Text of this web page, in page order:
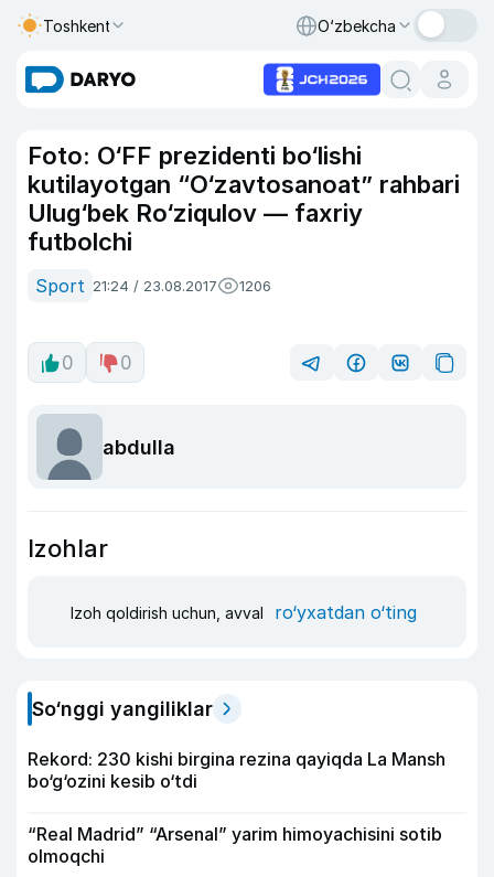
Toshkent O‘zbekcha
Foto: O‘FF prezidenti bo‘lishi
kutilayotgan “O‘zavtosanoat” rahbari
Ulug‘bek Ro‘ziqulov — faxriy
futbolchi
Sport 21:24 / 23.08.2017 1206
0 0
abdulla
Izohlar
Izoh qoldirish uchun, avval ro‘yxatdan o‘ting
So‘nggi yangiliklar
Rekord: 230 kishi birgina rezina qayiqda La Mansh
bo‘g‘ozini kesib o‘tdi
“Real Madrid” “Arsenal” yarim himoyachisini sotib
olmoqchi